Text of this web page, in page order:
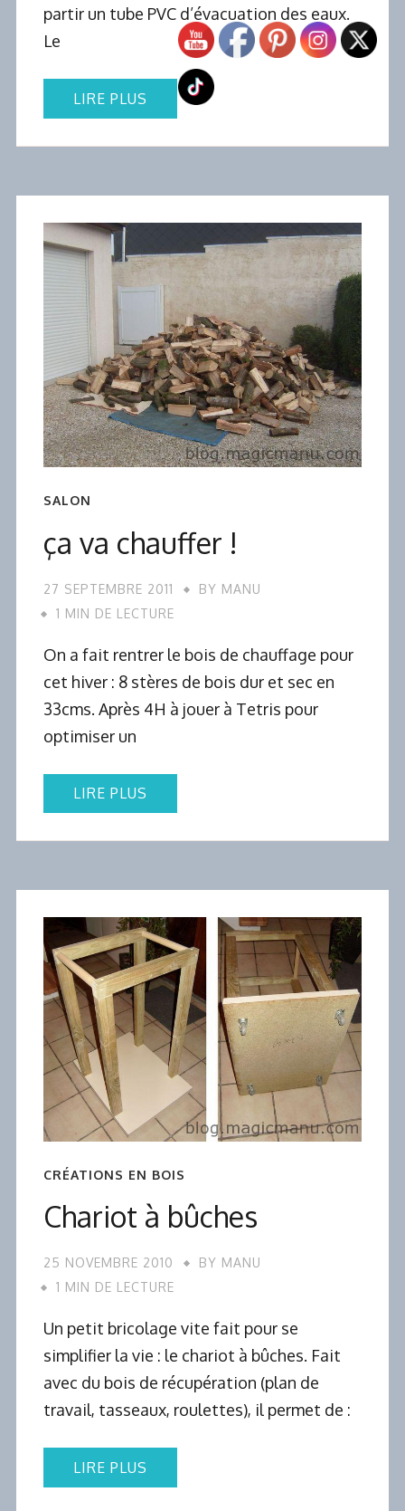
partir un tube PVC d’évacuation des eaux.
Le
LIRE PLUS
SALON
ça va chauffer !
27 SEPTEMBRE 2011 BY MANU
1 MIN DE LECTURE
On a fait rentrer le bois de chauffage pour
cet hiver : 8 stères de bois dur et sec en
33cms. Après 4H à jouer à Tetris pour
optimiser un
LIRE PLUS
CRÉATIONS EN BOIS
Chariot à bûches
25 NOVEMBRE 2010 BY MANU
1 MIN DE LECTURE
Un petit bricolage vite fait pour se
simplifier la vie : le chariot à bûches. Fait
avec du bois de récupération (plan de
travail, tasseaux, roulettes), il permet de :
LIRE PLUS